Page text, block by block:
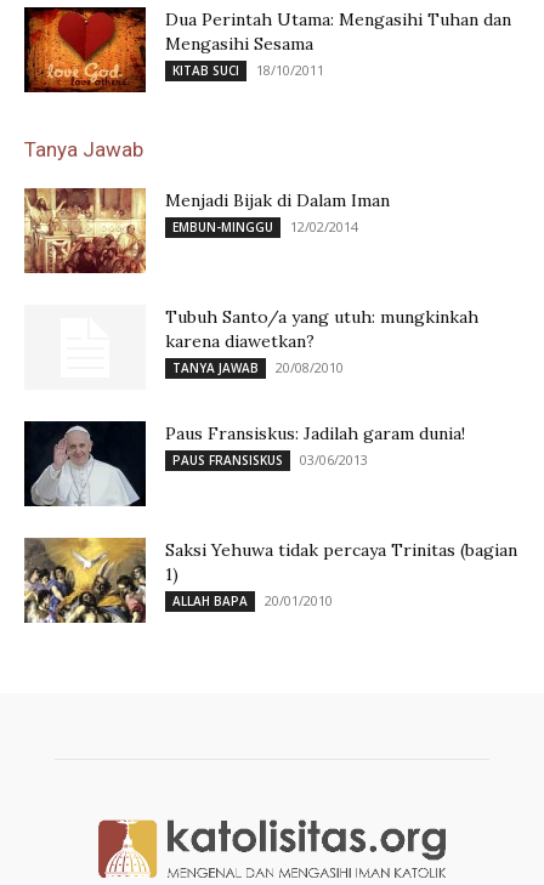
Dua Perintah Utama: Mengasihi Tuhan dan
Mengasihi Sesama
KITAB SUCI 18/10/2011
Tanya Jawab
Menjadi Bijak di Dalam Iman
EMBUN-MINGGU 12/02/2014
Tubuh Santo/a yang utuh: mungkinkah
karena diawetkan?
TANYA JAWAB 20/08/2010
Paus Fransiskus: Jadilah garam dunia!
PAUS FRANSISKUS 03/06/2013
Saksi Yehuwa tidak percaya Trinitas (bagian
1)
ALLAH BAPA 20/01/2010